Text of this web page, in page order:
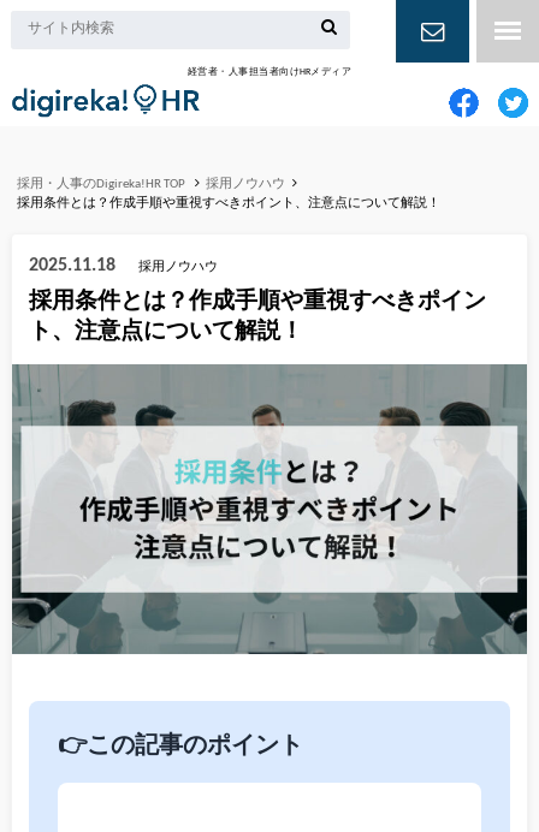
経営者・人事担当者向けHRメディア
お問い合
採用・人事のDigireka!HR TOP
採用ノウハウ
採用条件とは？作成手順や重視すべきポイント、注意点について解説！
2025.11.18 採用ノウハウ
採用条件とは？作成手順や重視すべきポイン
ト、注意点について解説！
👉この記事のポイント